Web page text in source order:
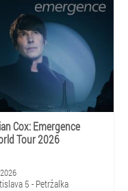
Cox: Emergence
Tour 2026
5 - Petržalka